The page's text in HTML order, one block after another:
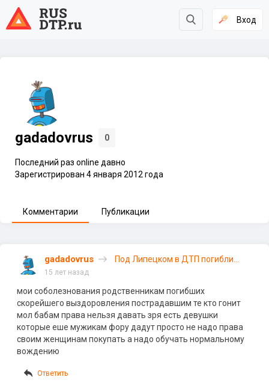
Вход
gadadovrus 0
Последний раз online давно
Зарегистрирован 4 января 2012 года
Комментарии Публикации
gadadovrus
Под Липецком в ДТП погибли
15 лет назад
мои соболезнования родственникам погибших
скорейшего выздоровления пострадавшим те кто гонит
мол бабам права нельзя давать зря есть девушки
которые еше мужикам фору дадут просто не надо права
своим женщинам покупать а надо обучать нормальному
вождению
Ответить